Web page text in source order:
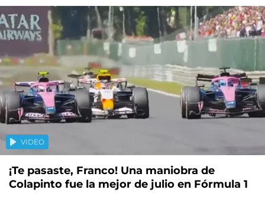
VIDEO
¡Te pasaste, Franco! Una maniobra de
Colapinto fue la mejor de julio en Fórmula 1